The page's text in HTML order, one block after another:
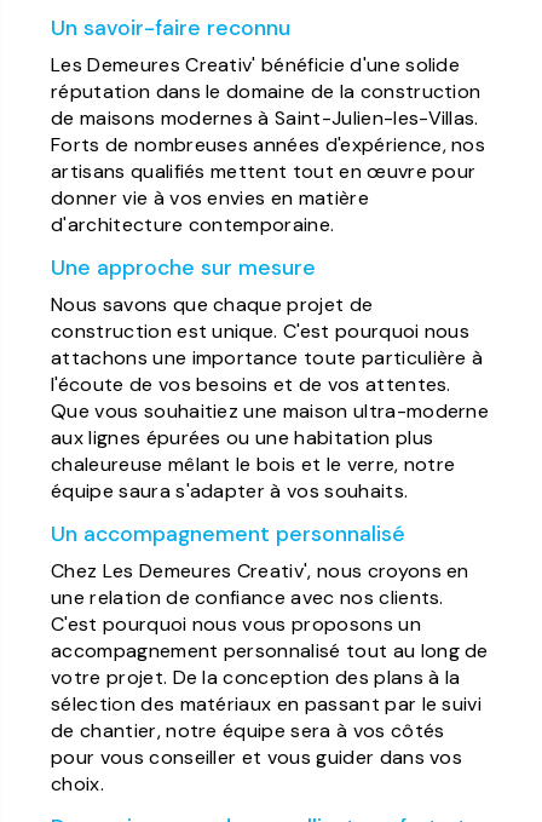
Un savoir-faire reconnu
Les Demeures Creativ' bénéficie d'une solide
réputation dans le domaine de la construction
de maisons modernes à Saint-Julien-les-Villas.
Forts de nombreuses années d'expérience, nos
artisans qualifiés mettent tout en œuvre pour
donner vie à vos envies en matière
d'architecture contemporaine.
Une approche sur mesure
Nous savons que chaque projet de
construction est unique. C'est pourquoi nous
attachons une importance toute particulière à
l'écoute de vos besoins et de vos attentes.
Que vous souhaitiez une maison ultra-moderne
aux lignes épurées ou une habitation plus
chaleureuse mêlant le bois et le verre, notre
équipe saura s'adapter à vos souhaits.
Un accompagnement personnalisé
Chez Les Demeures Creativ', nous croyons en
une relation de confiance avec nos clients.
C'est pourquoi nous vous proposons un
accompagnement personnalisé tout au long de
votre projet. De la conception des plans à la
sélection des matériaux en passant par le suivi
de chantier, notre équipe sera à vos côtés
pour vous conseiller et vous guider dans vos
choix.